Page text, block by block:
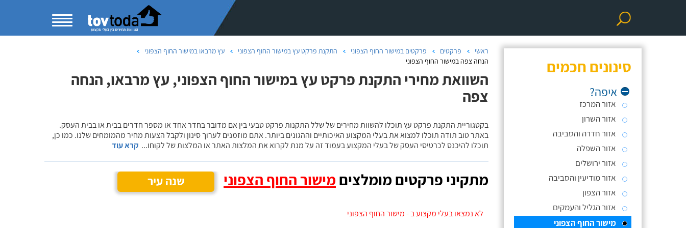
סינונים חכמים
איפה?
אזור המרכז
אזור השרון
אזור חדרה והסביבה
אזור השפלה
אזור ירושלים
אזור מודיעין והסביבה
אזור הצפון
אזור הגליל והעמקים
מישור החוף הצפוני
ראשי פרקטים פרקטים במישור החוף הצפוני התקנת פרקט עץ במישור החוף הצפוני
עץ מרבאו במישור החוף הצפוני
הנחה צפה במישור החוף הצפוני
השוואת מחירי התקנת פרקט עץ במישור החוף הצפוני, עץ מרבאו, הנחה
צפה
בקטגוריית התקנת פרקט עץ תוכלו להשוות מחירים של שלל התקנות פרקט טבעי בין אם מדובר בחדר אחד או מספר חדרים בבית או בבית העסק.
באתר טוב תודה תוכלו למצוא את בעלי המקצוע האיכותיים וההגונים ביותר. אתם מוזמנים לערוך סינון ולקבל הצעות מחיר מהמומחים שלנו. כמו כן,
תוכלו להיכנס לכרטיסי העסק של בעלי המקצוע בעמוד זה על מנת לקרוא את המלצות האתר או המלצות של לקוחו... קרא עוד
מתקיני פרקטים מומלצים מישור החוף הצפוני שנה עיר
לא נמצאו בעלי מקצוע ב - מישור החוף הצפוני